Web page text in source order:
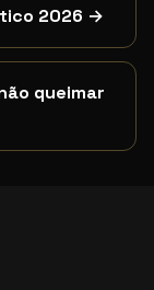
2026 →
queimar